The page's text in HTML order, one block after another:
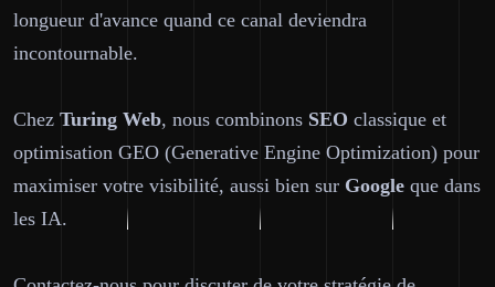
longueur d'avance quand ce canal deviendra
incontournable.
Chez Turing Web, nous combinons SEO classique et
optimisation GEO (Generative Engine Optimization) pour
maximiser votre visibilité, aussi bien sur Google que dans
les IA.